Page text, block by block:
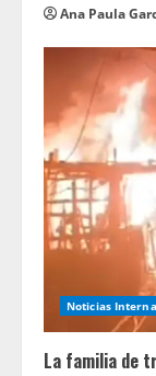
Ana Paula
Noticias
La familia de